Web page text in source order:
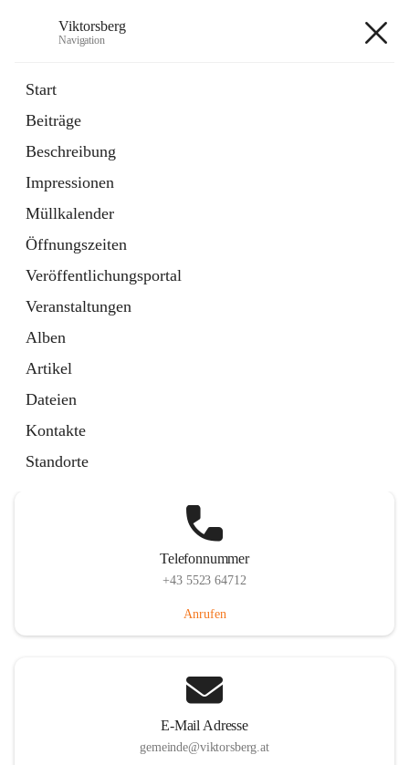
Viktorsberg
Navigation
Start
Beiträge
Beschreibung
Impressionen
Müllkalender
Öffnungszeiten
Veröffentlichungsportal
Veranstaltungen
Alben
Artikel
Dateien
Kontakte
Standorte
1 Schnellzugriff
Bürgerservice
10 Schnellzugriffe
Telefonnummer
+43 5523 64712
Anrufen
E-Mail Adresse
gemeinde@viktorsberg.at